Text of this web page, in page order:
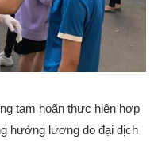
tạm hoãn thực hiện hợp
hưởng lương do đại dịch